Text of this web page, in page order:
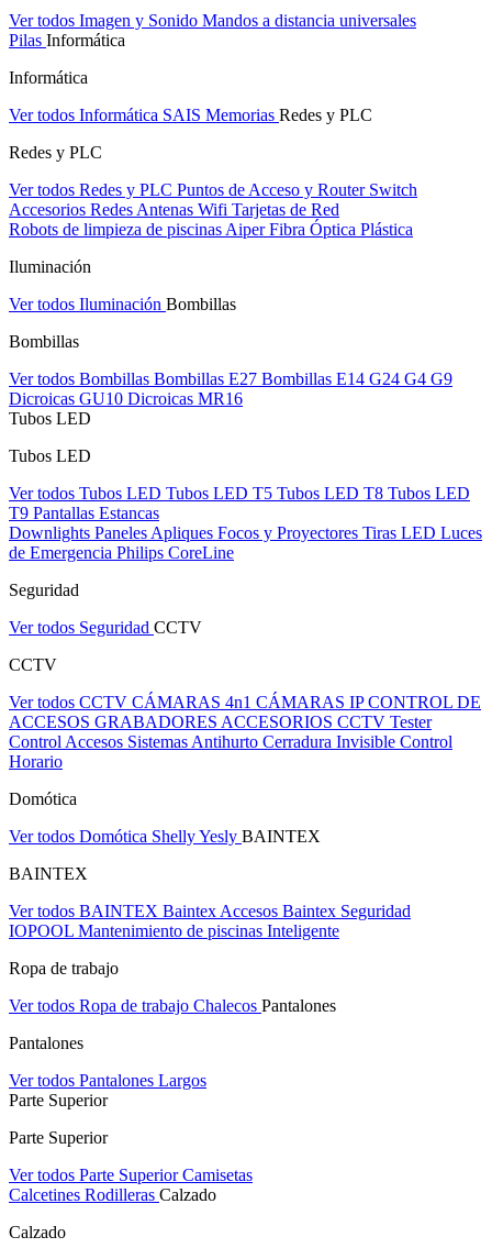
Ver todos Imagen y Sonido Mandos a distancia universales
Pilas Informática
Informática
Ver todos Informática SAIS Memorias Redes y PLC
Redes y PLC
Ver todos Redes y PLC Puntos de Acceso y Router Switch
Accesorios Redes Antenas Wifi Tarjetas de Red
Robots de limpieza de piscinas AiperFibra Óptica Plástica
Iluminación
Ver todos Iluminación Bombillas
Bombillas
Ver todos Bombillas Bombillas E27 Bombillas E14 G24 G4 G9
Dicroicas GU10 Dicroicas MR16
Tubos LED
Tubos LED
Ver todos Tubos LED Tubos LED T5 Tubos LED T8 Tubos LED
T9 Pantallas Estancas
Downlights Paneles Apliques Focos y Proyectores Tiras LED Luces
de Emergencia Philips CoreLine
Seguridad
Ver todos Seguridad CCTV
CCTV
Ver todos CCTV CÁMARAS 4n1 CÁMARAS IPCONTROL DE
ACCESOS GRABADORES ACCESORIOS CCTV Tester
Control Accesos Sistemas Antihurto Cerradura Invisible Control
Horario
Domótica
Ver todos Domótica ShellyYesly BAINTEX
BAINTEX
Ver todos BAINTEX Baintex Accesos Baintex Seguridad
IOPOOL Mantenimiento de piscinas Inteligente
Ropa de trabajo
Ver todos Ropa de trabajo Chalecos Pantalones
Pantalones
Ver todos Pantalones Largos
Parte Superior
Parte Superior
Ver todos Parte SuperiorCamisetas
Calcetines Rodilleras Calzado
Calzado